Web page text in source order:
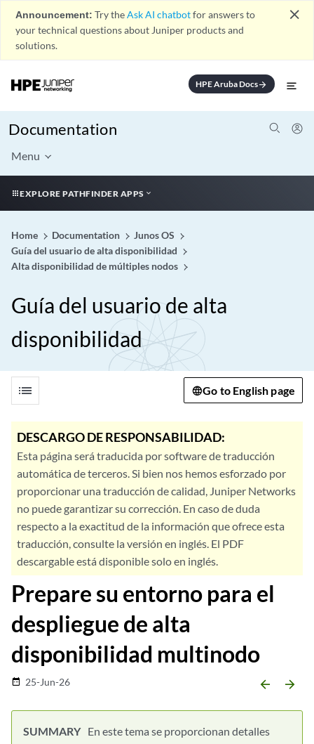
Announcement: Try theAsk AI chatbotfor answers to
your technical questions about Juniper products and
solutions.
close
HPE Aruba Docsarrow_forward
Documentation
Menu
EXPLORE PATHFINDER APPS
Home Documentation
Junos OS
Guía del usuario de alta disponibilidad
Alta disponibilidad de múltiples nodos
Guía del usuario de alta
disponibilidad
list Go to English page
DESCARGO DE RESPONSABILIDAD:
Esta página será traducida por software de traducción
automática de terceros. Si bien nos hemos esforzado por
proporcionar una traducción de calidad, Juniper Networks
no puede garantizar su corrección. En caso de duda
respecto a la exactitud de la información que ofrece esta
traducción, consulte la versión en inglés. El PDF
descargable está disponible solo en inglés.
Prepare su entorno para el
despliegue de alta
disponibilidad multinodo
date_range 25-Jun-26 arrow_backward arrow_forward
En este tema se proporcionan detalles